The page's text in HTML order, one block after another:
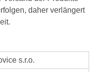
daher verlängert
s.r.o.